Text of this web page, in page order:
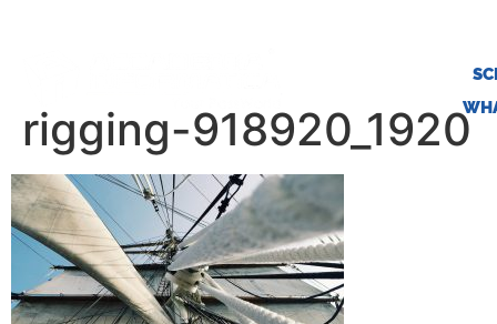
rigging-918920_1920